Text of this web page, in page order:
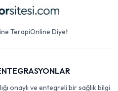
TerapiOnline Diyet
onaylı ve entegreli bir sağlık bilgi